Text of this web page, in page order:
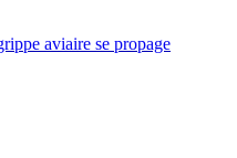
aviaire se propage